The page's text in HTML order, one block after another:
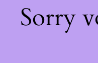
Sorry